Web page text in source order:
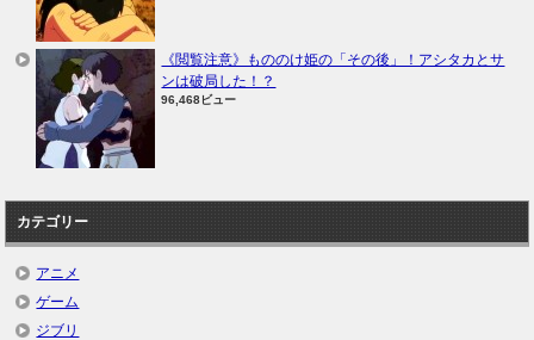
《閲覧注意》もののけ姫の「その後」！アシタカとサ
ンは破局した！？
96,468ビュー
カテゴリー
アニメ
ゲーム
ジブリ